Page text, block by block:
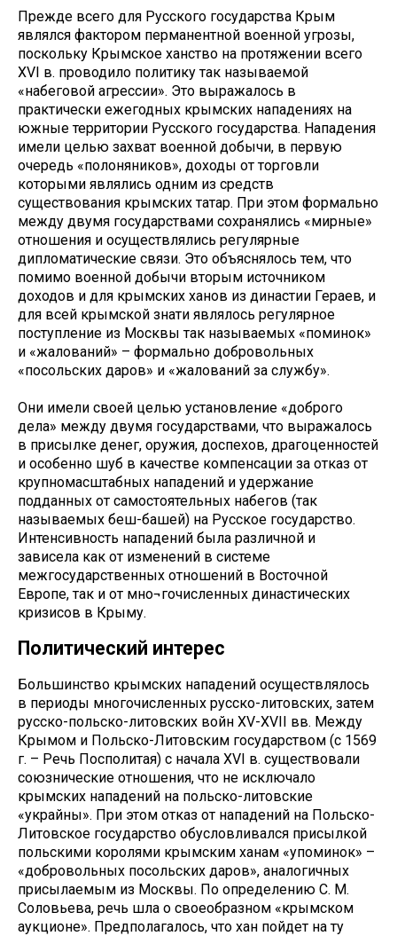
Прежде всего для Русского государства Крым
являлся фактором перманентной военной угрозы,
поскольку Крымское ханство на протяжении всего
XVI в. проводило политику так называемой
«набеговой агрессии». Это выражалось в
практически ежегодных крымских нападениях на
южные территории Русского государства. Нападения
имели целью захват военной добычи, в первую
очередь «полоняников», доходы от торговли
которыми являлись одним из средств
существования крымских татар. При этом формально
между двумя государствами сохранялись «мирные»
отношения и осуществлялись регулярные
дипломатические связи. Это объяснялось тем, что
помимо военной добычи вторым источником
доходов и для крымских ханов из династии Гераев, и
для всей крымской знати являлось регулярное
поступление из Москвы так называемых «поминок»
и «жалований» – формально добровольных
«посольских даров» и «жалований за службу».
Они имели своей целью установление «доброго
дела» между двумя государствами, что выражалось
в присылке денег, оружия, доспехов, драгоценностей
и особенно шуб в качестве компенсации за отказ от
крупномасштабных нападений и удержание
подданных от самостоятельных набегов (так
называемых беш-башей) на Русское государство.
Интенсивность нападений была различной и
зависела как от изменений в системе
межгосударственных отношений в Восточной
Европе, так и от мно¬гочисленных династических
кризисов в Крыму.
Политический интерес
Большинство крымских нападений осуществлялось
в периоды многочисленных русско-литовских, затем
русско-польско-литовских войн XV-XVII вв. Между
Крымом и Польско-Литовским государством (с 1569
г. – Речь Посполитая) с начала XVI в. существовали
союзнические отношения, что не исключало
крымских нападений на польско-литовские
«украйны». При этом отказ от нападений на Польско-
Литовское государство обусловливался присылкой
польскими королями крымским ханам «упоминок» –
«добровольных посольских даров», аналогичных
присылаемым из Москвы. По определению С. М.
Соловьева, речь шла о своеобразном «крымском
аукционе». Предполагалось, что хан пойдет на ту